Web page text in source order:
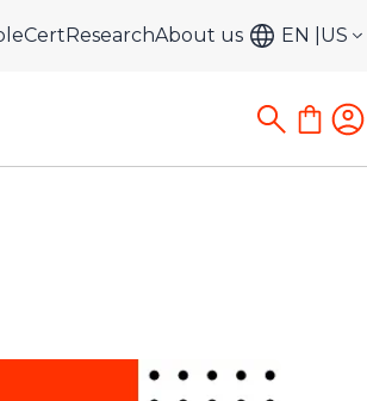
ResearchAbout us EN US